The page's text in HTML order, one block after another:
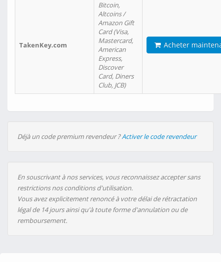
TakenKey.com
Bitcoin,
Altcoins /
Amazon Gift
Card (Visa,
Mastercard,
American
Express,
Discover
Card, Diners
Club, JCB)
Acheter
Déjà un code premium revendeur ?Activer le code revendeur
En souscrivant à nos services, vous reconnaissez accepter sans
restrictions nos conditions d'utilisation.
Vous avez explicitement renoncé à votre délai de rétractation
légal de 14 jours ainsi qu'à toute forme d'annulation ou de
remboursement.